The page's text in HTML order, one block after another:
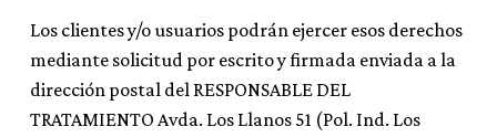
Los clientes y/o usuarios podrán ejercer esos derechos
mediante solicitud por escrito y firmada enviada a la
dirección postal del RESPONSABLE DEL
TRATAMIENTO Avda. Los Llanos 51 (Pol. Ind. Los